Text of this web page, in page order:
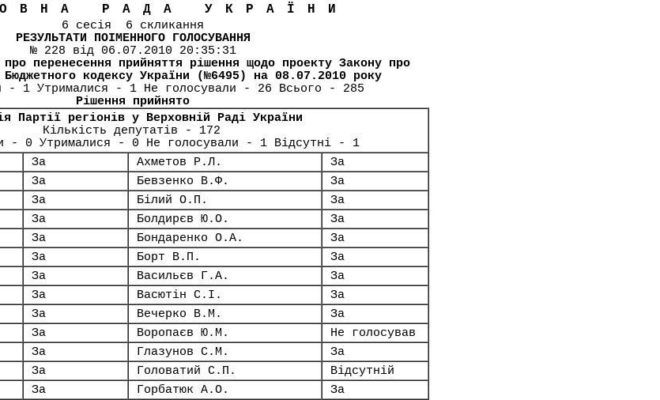
РАДА УКРАЇНИ
6 сесія 6 скликання
РЕЗУЛЬТАТИ ПОІМЕННОГО ГОЛОСУВАННЯ
№ 228 від 06.07.2010 20:35:31
про перенесення прийняття рішення щодо проекту Закону про
Бюджетного кодексу України (№6495) на 08.07.2010 року
- 1 Утрималися - 1 Не голосували - 26 Всього - 285
Рішення прийнято
Партії регіонів у Верховній Раді України
Кількість депутатів - 172
- 0 Утрималися - 0 Не голосували - 1 Відсутні - 1
За Ахметов Р.Л.
За
За Бевзенко В.Ф.
За
За Білий О.П.
За
За Болдирєв Ю.О.
За
За Бондаренко О.А.
За
За Борт В.П.
За
За Васильєв Г.А.
За
За Васютін С.І.
За
За Вечерко В.М.
За
За Воропаєв Ю.М.
Не голосував
За Глазунов С.М.
За
За Головатий С.П.
Відсутній
За Горбатюк А.О.
За